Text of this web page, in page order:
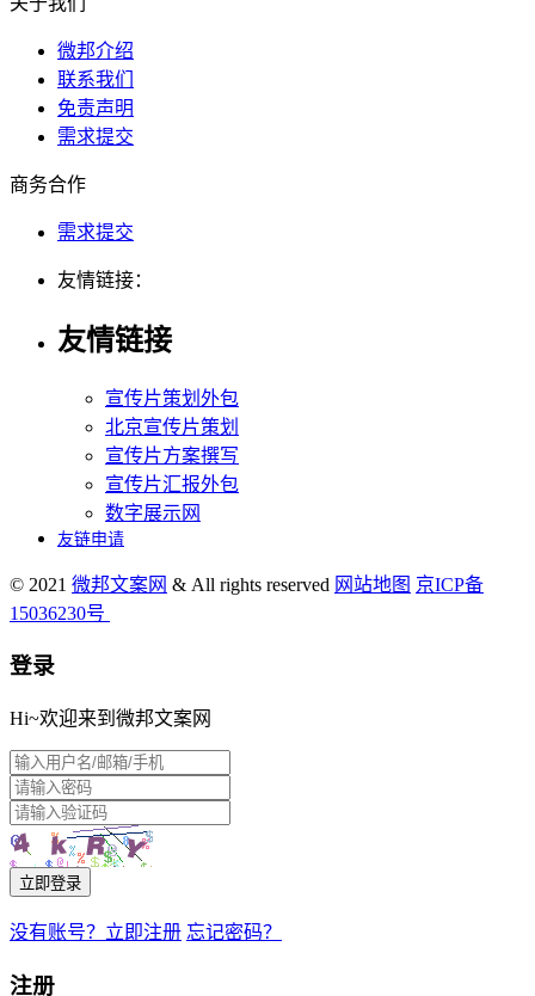
微邦介绍
联系我们
免责声明
需求提交
商务合作
需求提交
友情链接：
友情链接
宣传片策划外包
北京宣传片策划
宣传片方案撰写
宣传片汇报外包
数字展示网
友链申请
© 2021 微邦文案网 & All rights reserved 网站地图 京ICP备
15036230号
登录
Hi~欢迎来到微邦文案网
立即登录
没有账号？立即注册 忘记密码？
注册